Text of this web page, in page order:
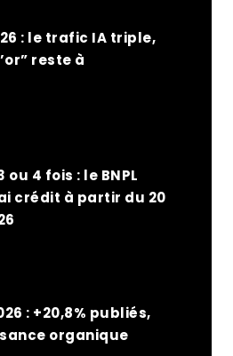
: le trafic IA triple,
reste à
ou 4 fois : le BNPL
crédit à partir du 20
: +20,8% publiés,
organique